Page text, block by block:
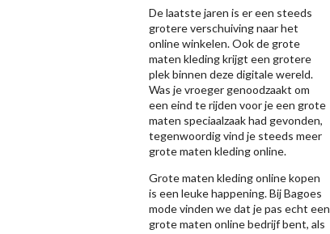
De laatste jaren is er een steeds
grotere verschuiving naar het
online winkelen. Ook de grote
maten kleding krijgt een grotere
plek binnen deze digitale wereld.
Was je vroeger genoodzaakt om
een eind te rijden voor je een grote
maten speciaalzaak had gevonden,
tegenwoordig vind je steeds meer
grote maten kleding online.
Grote maten kleding online kopen
is een leuke happening. Bij Bagoes
mode vinden we dat je pas echt een
grote maten online bedrijf bent, als